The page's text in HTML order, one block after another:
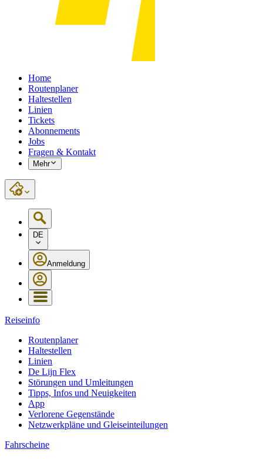
Home
Routenplaner
Haltestellen
Linien
Tickets
Abonnements
Jobs
Fragen & Kontakt
Mehr
DE
Anmeldung
Reiseinfo
Routenplaner
Haltestellen
Linien
De Lijn Flex
Störungen und Umleitungen
Tipps, Infos und Neuigkeiten
App
Verlorene Gegenstände
Netzwerkpläne und Gleiseinteilungen
Fahrscheine